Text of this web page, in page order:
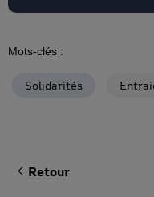
Nos engagements
Entreprise